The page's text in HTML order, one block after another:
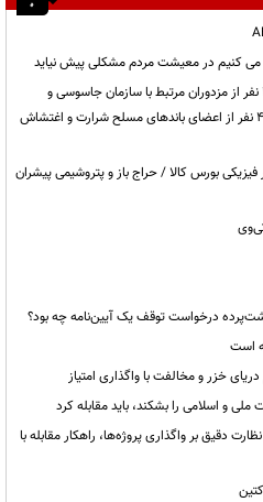
می کنیم در معیشت مردم مشکلی پیش نیاید
وزارت اطلاعات: شناسایی و دستگیری ۲۱ نفر از مزدوران مرتبط با سازمان جاسوسی و
تروریستی رژیم صهیونیستی و بازداشت ۴ نفر از اعضای باندهای مسلح شرارت و اغتشاش
کالا در بازار فیزیکی بورس کالا / حراج باز و پتروشیمی پیشران
درخواست توقف یک آیین‌نامه چه بود؟
است
خزر و مخالفت با واگذاری امتیاز
و اسلامی را بشکند، باید مقابله کرد
دقیق بر واگذاری پروژه‌ها، راهکار مقابله با